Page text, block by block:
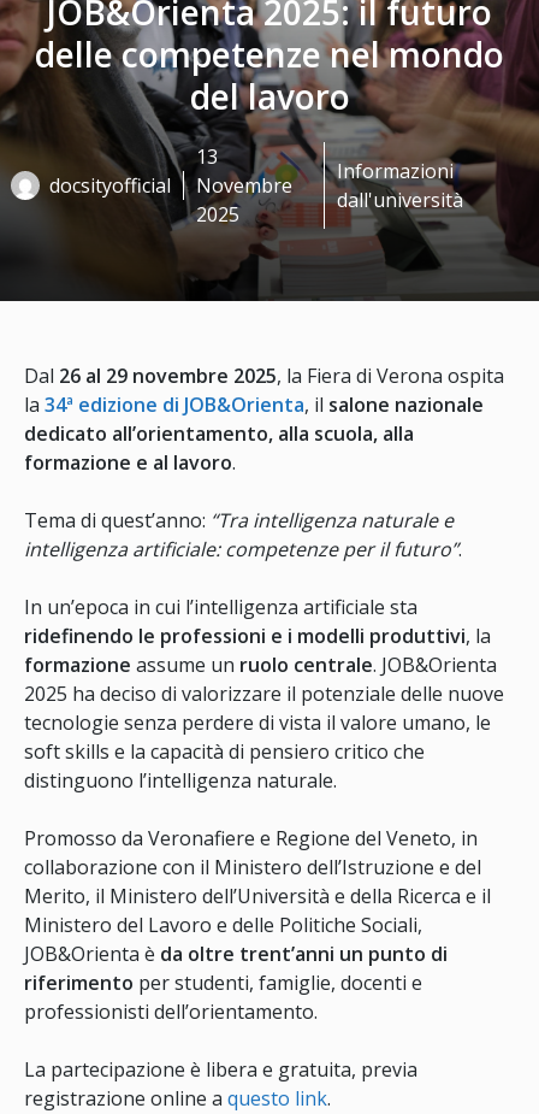
JOB&Orienta 2025: il futuro
delle competenze nel mondo
del lavoro
docsityofficial
13
Novembre
2025
Informazioni
dall'università
Dal 26 al 29 novembre 2025, la Fiera di Verona ospita
la 34ª edizione di JOB&Orienta, il salone nazionale
dedicato all’orientamento, alla scuola, alla
formazione e al lavoro.
Tema di quest’anno: “Tra intelligenza naturale e
intelligenza artificiale: competenze per il futuro”.
In un’epoca in cui l’intelligenza artificiale sta
ridefinendo le professioni e i modelli produttivi, la
formazione assume un ruolo centrale. JOB&Orienta
2025 ha deciso di valorizzare il potenziale delle nuove
tecnologie senza perdere di vista il valore umano, le
soft skills e la capacità di pensiero critico che
distinguono l’intelligenza naturale.
Promosso da Veronafiere e Regione del Veneto, in
collaborazione con il Ministero dell’Istruzione e del
Merito, il Ministero dell’Università e della Ricerca e il
Ministero del Lavoro e delle Politiche Sociali,
JOB&Orienta è da oltre trent’anni un punto di
riferimento per studenti, famiglie, docenti e
professionisti dell’orientamento.
La partecipazione è libera e gratuita, previa
registrazione online a questo link.